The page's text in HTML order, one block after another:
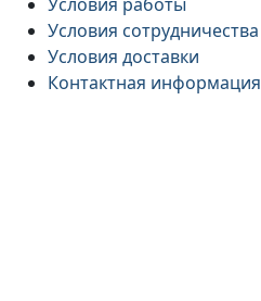
Условия сотрудничества
Условия доставки
Контактная информация